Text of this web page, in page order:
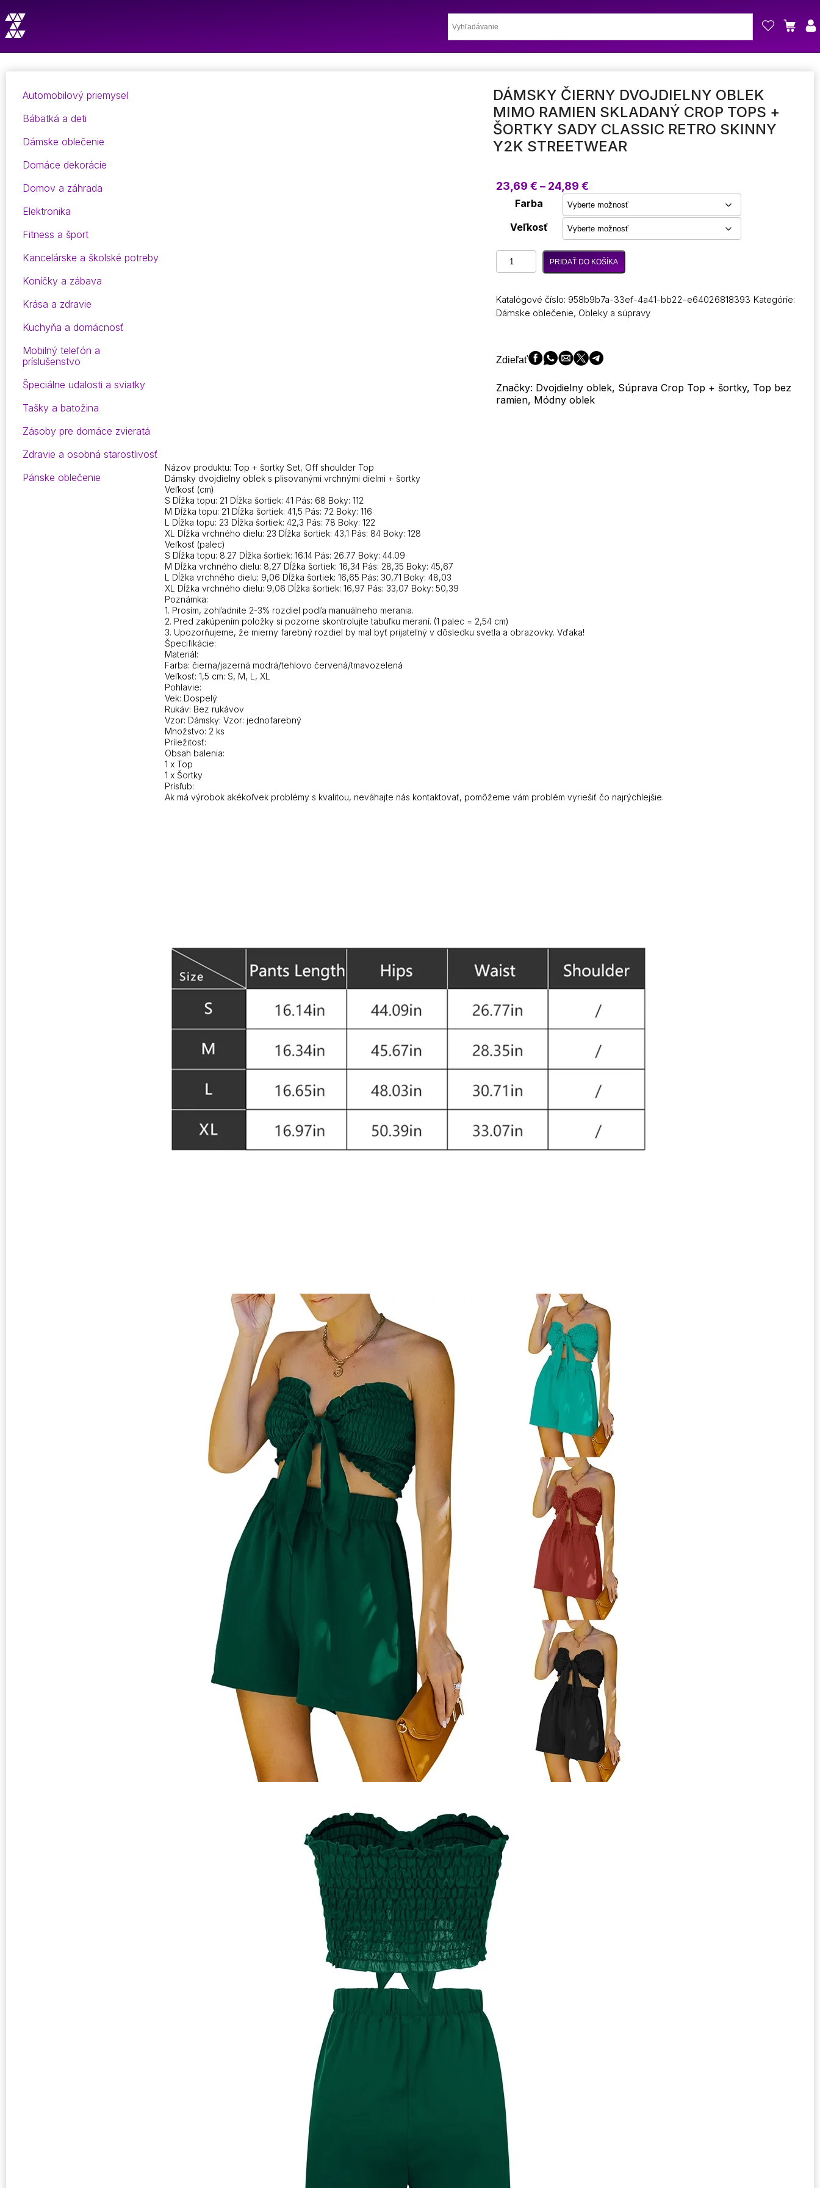
Automobilový priemysel
Bábätká a deti
Dámske oblečenie
Domáce dekorácie
Domov a záhrada
Elektronika
Fitness a šport
Kancelárske a školské potreby
Koníčky a zábava
Krása a zdravie
Kuchyňa a domácnosť
Mobilný telefón a
príslušenstvo
Špeciálne udalosti a sviatky
Tašky a batožina
Zásoby pre domáce zvieratá
Zdravie a osobná starostlivosť
Pánske oblečenie
DÁMSKY ČIERNY DVOJDIELNY OBLEK
MIMO RAMIEN SKLADANÝ CROP TOPS +
ŠORTKY SADY CLASSIC RETRO SKINNY
Y2K STREETWEAR
23,69 € – 24,89 €Price
range:
through
24,89 €
Farba
Veľkosť
množstvo
Dámsky
oblek
mimo
Crop
Tops
šortky
sady
PRIDAŤ DO KOŠÍKA
Katalógové číslo: 958b9b7a-33ef-4a41-bb22-e64026818393 Kategórie:
Dámske oblečenie, Obleky a súpravy
Zdieľať
Značky: Dvojdielny oblek, Súprava Crop Top + šortky, Top bez
ramien, Módny oblek
Názov produktu: Top + šortky Set, Off shoulder Top
Dámsky dvojdielny oblek s plisovanými vrchnými dielmi + šortky
Veľkosť (cm)
S Dĺžka topu: 21 Dĺžka šortiek: 41 Pás: 68 Boky: 112
M Dĺžka topu: 21 Dĺžka šortiek: 41,5 Pás: 72 Boky: 116
L Dĺžka topu: 23 Dĺžka šortiek: 42,3 Pás: 78 Boky: 122
XL Dĺžka vrchného dielu: 23 Dĺžka šortiek: 43,1 Pás: 84 Boky: 128
Veľkosť (palec)
S Dĺžka topu: 8.27 Dĺžka šortiek: 16.14 Pás: 26.77 Boky: 44.09
M Dĺžka vrchného dielu: 8,27 Dĺžka šortiek: 16,34 Pás: 28,35 Boky: 45,67
L Dĺžka vrchného dielu: 9,06 Dĺžka šortiek: 16,65 Pás: 30,71 Boky: 48,03
XL Dĺžka vrchného dielu: 9,06 Dĺžka šortiek: 16,97 Pás: 33,07 Boky: 50,39
Poznámka:
1. Prosím, zohľadnite 2-3% rozdiel podľa manuálneho merania.
2. Pred zakúpením položky si pozorne skontrolujte tabuľku meraní. (1 palec = 2,54 cm)
3. Upozorňujeme, že mierny farebný rozdiel by mal byť prijateľný v dôsledku svetla a obrazovky. Vďaka!
Špecifikácie:
Materiál:
Farba: čierna/jazerná modrá/tehlovo červená/tmavozelená
Veľkosť: 1,5 cm: S, M, L, XL
Pohlavie:
Vek: Dospelý
Rukáv: Bez rukávov
Vzor: Dámsky: Vzor: jednofarebný
Množstvo: 2 ks
Príležitosť:
Obsah balenia:
1 x Top
1 x Šortky
Prísľub:
Ak má výrobok akékoľvek problémy s kvalitou, neváhajte nás kontaktovať, pomôžeme vám problém vyriešiť čo najrýchlejšie.